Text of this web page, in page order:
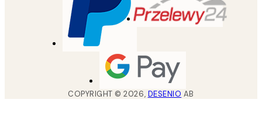
COPYRIGHT ©2026, DESENIO AB